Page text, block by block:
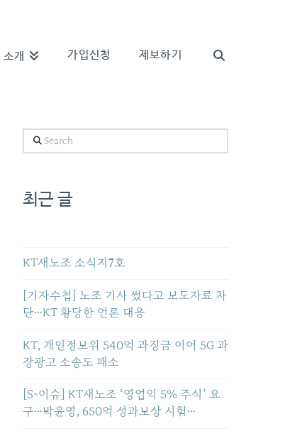
개 가입신청 제보하기
Search
최근 글
KT새노조 소식지7호
[기자수첩] 노조 기사 썼다고 보도자료 차
단…KT 황당한 언론 대응
KT, 개인정보위 540억 과징금 이어 5G 과
장광고 소송도 패소
[S-이슈] KT새노조 ‘영업익 5% 주식’ 요
구…박윤영, 650억 성과보상 시험…